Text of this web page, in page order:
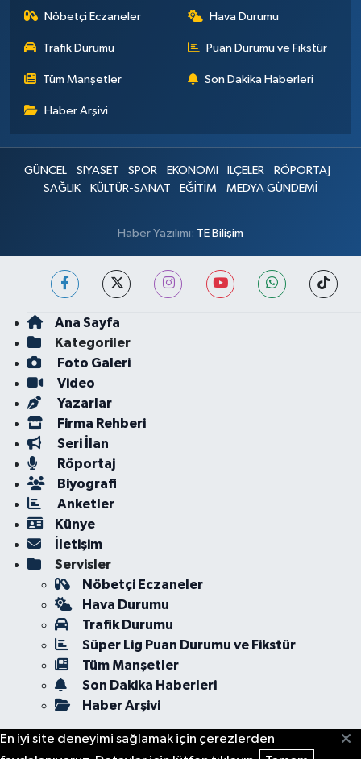
Nöbetçi Eczaneler Hava Durumu
Trafik Durumu Puan Durumu ve Fikstür
Tüm Manşetler Son Dakika Haberleri
Haber Arşivi
GÜNCEL SİYASET SPOR EKONOMİ İLÇELER
RÖPORTAJ
SAĞLIK
KÜLTÜR-SANAT EĞİTİM MEDYA GÜNDEMİ
Haber Yazılımı: TE Bilişim
Ana Sayfa
Kategoriler
Foto Galeri
Video
Yazarlar
Firma Rehberi
Seri İlan
Röportaj
Biyografi
Anketler
Künye
İletişim
Servisler
Nöbetçi Eczaneler
Hava Durumu
Trafik Durumu
Süper Lig Puan Durumu ve Fikstür
Tüm Manşetler
Son Dakika Haberleri
Haber Arşivi
En iyi site deneyimi sağlamak için çerezlerden